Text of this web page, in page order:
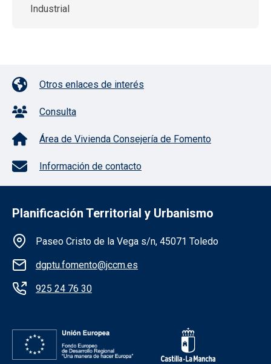
Industrial
Pie de página con iconos
Otros enlaces de interés
Consulta
Área de Vivienda Consejería de Fomento
Información de contacto
Planificación Territorial y Urbanismo
Información de la institución
Paseo Cristo de la Vega s/n, 45071 Toledo
dgptu.fomento@jccm.es
925 24 76 30